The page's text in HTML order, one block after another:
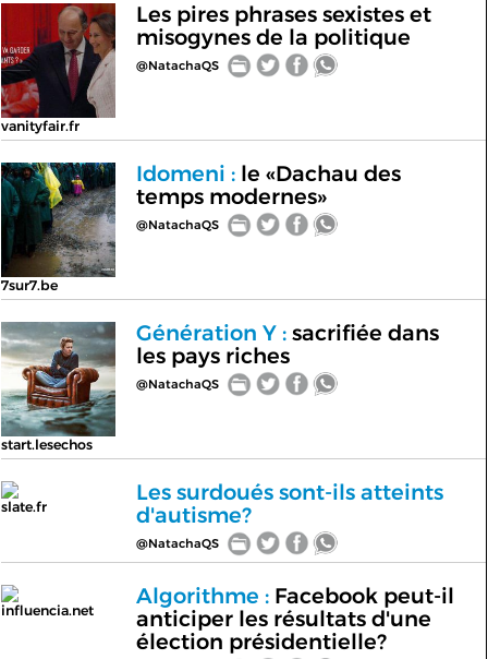
vanityfair.fr
Les pires phrases sexistes et
misogynes de la politique
@NatachaQS
7sur7.be
Idomeni :le «Dachau des
temps modernes»
@NatachaQS
start.lesechos
Génération Y :sacrifiée dans
les pays riches
@NatachaQS
slate.fr
Les surdoués sont-ils atteints
d'autisme?
@NatachaQS
influencia.net
Algorithme :Facebook peut-il
anticiper les résultats d'une
élection présidentielle?